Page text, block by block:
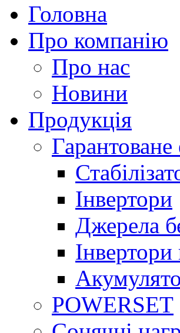
Головна
Про компанію
Про нас
Новини
Продукція
Інвертори
Джерела
POWERSET